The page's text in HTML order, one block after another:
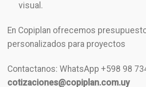
visual.
En Copiplan ofrecemos
personalizados para proyectos
Contactanos: WhatsApp +598 98
cotizaciones@copiplan.com.uy